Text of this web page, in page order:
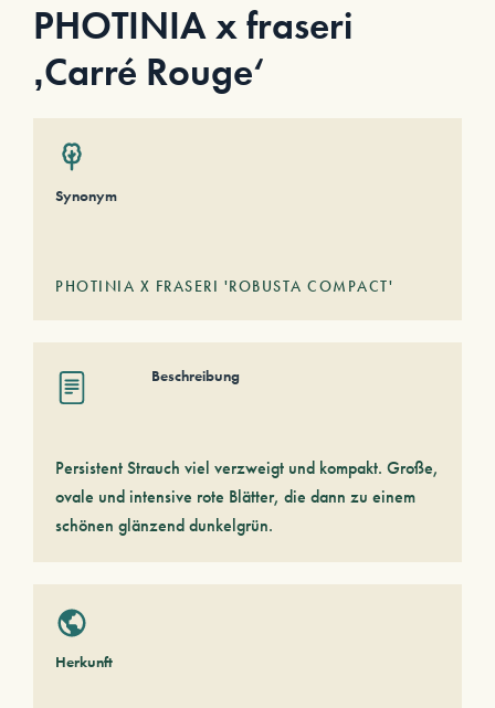
PHOTINIA x fraseri
‚Carré Rouge‘
Synonym
PHOTINIA X FRASERI 'ROBUSTA COMPACT'
Beschreibung
Persistent Strauch viel verzweigt und kompakt. Große,
ovale und intensive rote Blätter, die dann zu einem
schönen glänzend dunkelgrün.
Herkunft